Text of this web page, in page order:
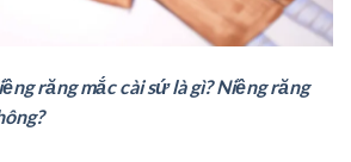
răng mắc cài sứ là gì? Niềng răng